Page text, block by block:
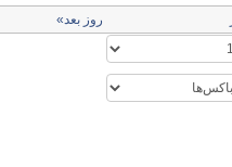
روز بعد»